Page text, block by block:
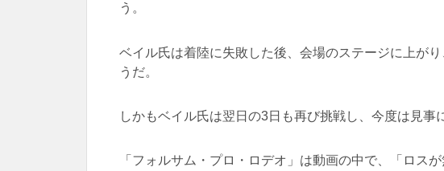
う。
ベイル氏は着陸に失敗した後、会場のステージに上が
うだ。
しかもベイル氏は翌日の3日も再び挑戦し、今度は見事
「フォルサム・プロ・ロデオ」は動画の中で、「ロス